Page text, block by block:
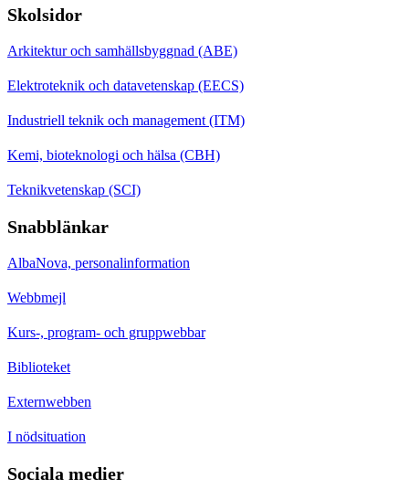
Skolsidor
Arkitektur och samhällsbyggnad (ABE)
Elektroteknik och datavetenskap (EECS)
Industriell teknik och management (ITM)
Kemi, bioteknologi och hälsa (CBH)
Teknikvetenskap (SCI)
Snabblänkar
AlbaNova, personalinformation
Webbmejl
Kurs-, program- och gruppwebbar
Biblioteket
Externwebben
I nödsituation
Sociala medier